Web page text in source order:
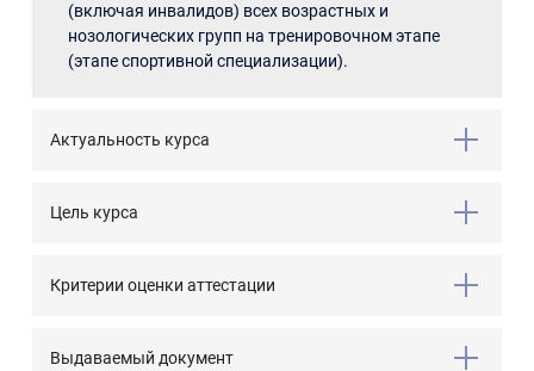
(включая инвалидов) всех возрастных и
нозологических групп на тренировочном этапе
(этапе спортивной специализации).
Актуальность курса
Цель курса
Критерии оценки аттестации
Выдаваемый документ